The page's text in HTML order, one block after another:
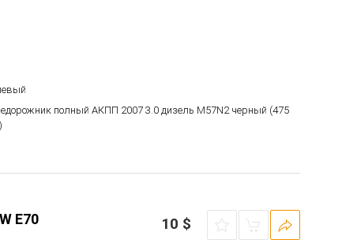
полный АКПП 2007 3.0 дизель M57N2 черный (475
E70 10 $